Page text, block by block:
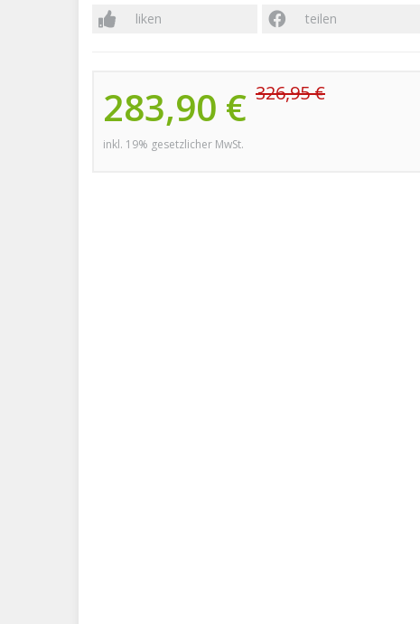
liken teilen
283,90 € 326,95 €
inkl. 19% gesetzlicher MwSt.